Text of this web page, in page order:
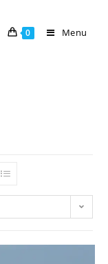
0 Menu